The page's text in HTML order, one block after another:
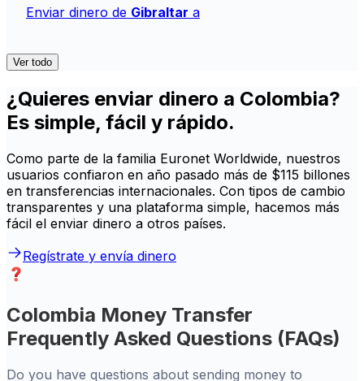
Enviar dinero de Gibraltar a
Ver todo
¿Quieres enviar dinero a Colombia?
Es simple, fácil y rápido.
Como parte de la familia Euronet Worldwide, nuestros
usuarios confiaron en año pasado más de $115 billones
en transferencias internacionales. Con tipos de cambio
transparentes y una plataforma simple, hacemos más
fácil el enviar dinero a otros países.
Regístrate y envía dinero
Colombia Money Transfer
Frequently Asked Questions (FAQs)
Do you have questions about sending money to